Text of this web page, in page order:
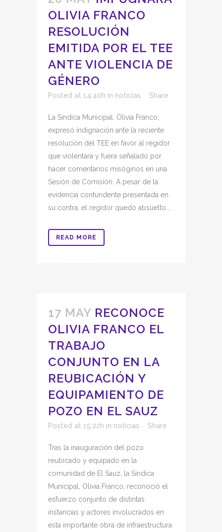
OLIVIA FRANCO
RESOLUCIÓN
EMITIDA POR EL TEE
ANTE VIOLENCIA DE
GÉNERO
Posted at 14:40h in noticias Share
La Síndica Municipal, Olivia Franco,
expresó indignación ante la reciente
resolución del TEE en favor al regidor
que violentara y fuera señalado por
hacer comentarios misóginos en una
Sesión de Comisión. A pesar de la
evidencia contundente presentada en
su contra, el regidor quedó absuelto...
READ MORE
17 MAY RECONOCE
OLIVIA FRANCO EL
TRABAJO
CONJUNTO EN LA
REUBICACIÓN Y
EQUIPAMIENTO DE
POZO EN EL SAUZ
Posted at 15:22h in noticias Share
Tras la inauguración del pozo
reubicado y equipado en la
comunidad de El Sauz, la Síndica
Municipal, Olivia Franco, reconoció el
esfuerzo conjunto de distintas
instancias y actores involucrados en
esta importante obra de infraestructura